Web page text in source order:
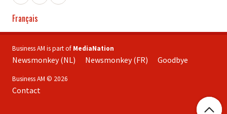

Français
Business AM is part of MediaNation
Newsmonkey (NL) Newsmonkey (FR) Goodbye
Business AM © 2026
Contact